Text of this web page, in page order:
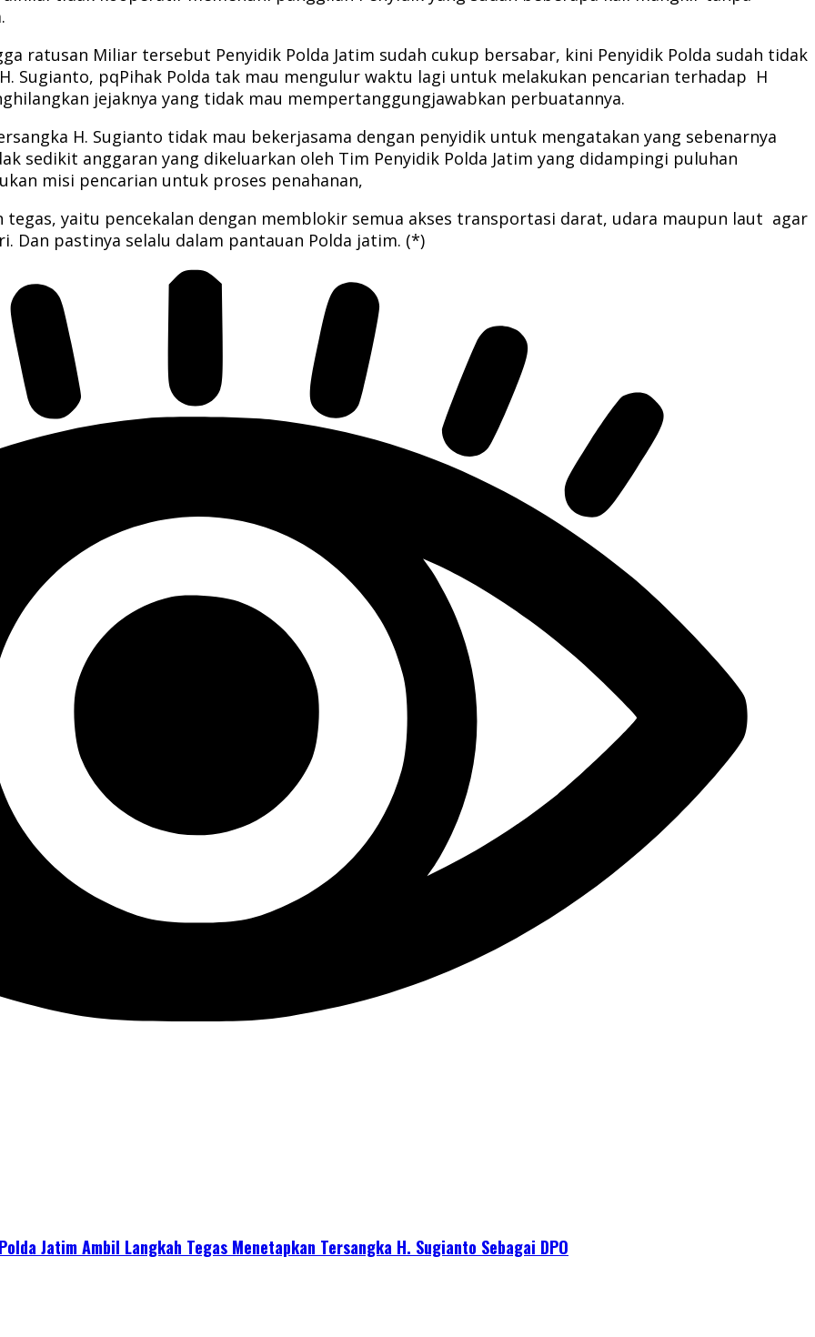
ratusan Miliar tersebut Penyidik Polda Jatim sudah cukup bersabar, kini Penyidik Polda sudah tidak
Sugianto, pqPihak Polda tak mau mengulur waktu lagi untuk melakukan pencarian terhadap H
jejaknya yang tidak mau mempertanggungjawabkan perbuatannya.
H. Sugianto tidak mau bekerjasama dengan penyidik untuk mengatakan yang sebenarnya
sedikit anggaran yang dikeluarkan oleh Tim Penyidik Polda Jatim yang didampingi puluhan
misi pencarian untuk proses penahanan,
tegas, yaitu pencekalan dengan memblokir semua akses transportasi darat, udara maupun laut agar
Dan pastinya selalu dalam pantauan Polda jatim. (*)
Jatim Ambil Langkah Tegas Menetapkan Tersangka H. Sugianto Sebagai DPO